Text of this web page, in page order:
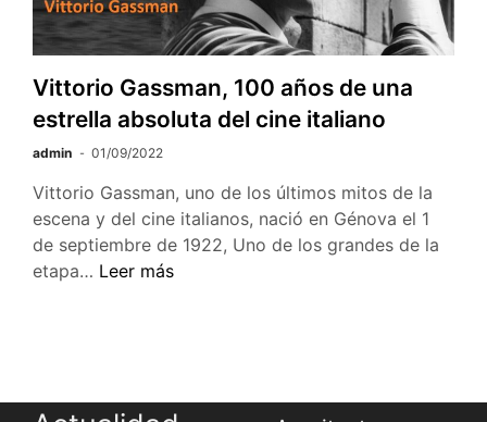
Vittorio Gassman, 100 años de una
estrella absoluta del cine italiano
admin 01/09/2022
Vittorio Gassman, uno de los últimos mitos de la
escena y del cine italianos, nació en Génova el 1
de septiembre de 1922, Uno de los grandes de la
etapa… Vittorio
absoluta
Leer más